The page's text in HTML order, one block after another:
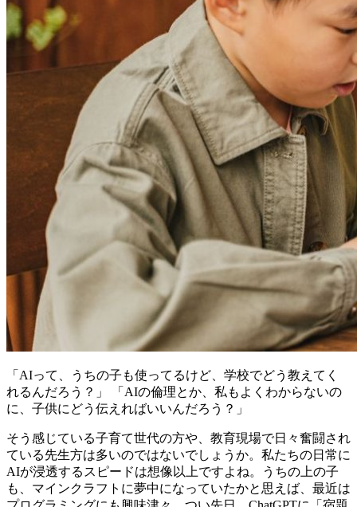
「AIって、うちの子も使ってるけど、学校でどう教えてく
れるんだろう？」 「AIの倫理とか、私もよくわからないの
に、子供にどう伝えればいいんだろう？」
そう感じている子育て世代の方や、教育現場で日々奮闘され
ている先生方は多いのではないでしょうか。私たちの日常に
AIが浸透するスピードは想像以上ですよね。うちの上の子
も、マインクラフトに夢中になっていたかと思えば、最近は